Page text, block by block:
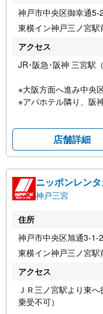
神戸市中央区御幸通5-
東横イン神戸三ノ宮駅
アクセス
JR･阪急･阪神 三宮駅
※大阪方面へ進み中央
※アパホテル隣り、阪
店舗詳細
ニッポンレン
神戸三宮
住所
神戸市中央区旭通3-1-2
東横イン神戸三ノ宮駅
アクセス
ＪＲ三ノ宮駅より東
乗受不可）